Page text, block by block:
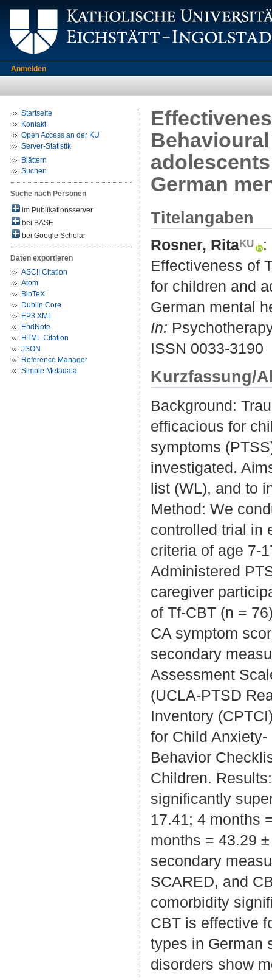
Anmelden
Startseite
Kontakt
Open Access an der KU
Server-Statistik
Blättern
Suchen
Suche nach Personen
im Publikationsserver
bei BASE
bei Google Scholar
Daten exportieren
ASCII Citation
Atom
BibTeX
Dublin Core
EP3 XML
EndNote
HTML Citation
JSON
Reference Manager
Simple Metadata
German
Titelangaben
Rosner, Rita
:
Effectiveness of
for children and
German mental
In:
ISSN 0033-3190
Kurzfassung/
Background:
efficacious for
symptoms
investigated.
list (WL), and to
Method: We
controlled trial in
criteria of age 7-
Administered
caregiver
of Tf-CBT (n =
CA symptom
secondary
Assessment
(UCLA-PTSD
Inventory
for Child
Behavior
Children.
significantly
17.41; 4 months
months = 43.29
secondary
SCARED, and
comorbidity
CBT is effective
types in German
disorders show